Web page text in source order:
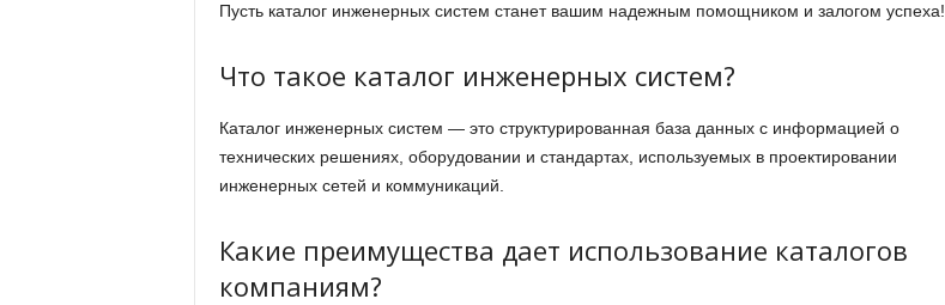
Пусть каталог инженерных систем станет вашим надежным помощником и залогом успеха!
Что такое каталог инженерных систем?
Каталог инженерных систем — это структурированная база данных с информацией о
технических решениях, оборудовании и стандартах, используемых в проектировании
инженерных сетей и коммуникаций.
Какие преимущества дает использование каталогов
компаниям?